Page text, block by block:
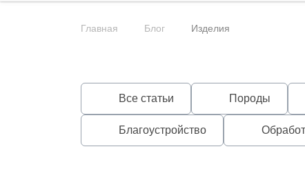
Главная Блог Изделия
Все статьи Породы
Благоустройство